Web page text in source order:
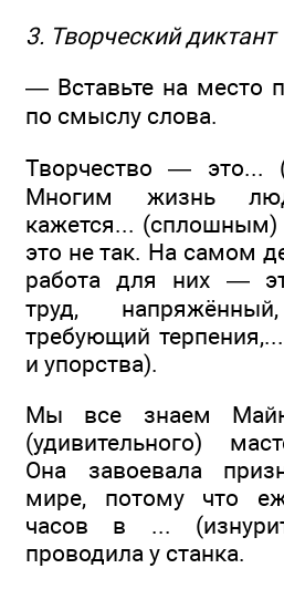
3. Творческий диктант
— Вставьте на место
по смыслу слова.
Творчество — это...
Многим жизнь
кажется...
это не так. На самом
работа для них —
труд,
требующий
и упорства).
Мы все знаем
(удивительного)
Она завоевала
мире, потому что
часов в ...
проводила у станка.